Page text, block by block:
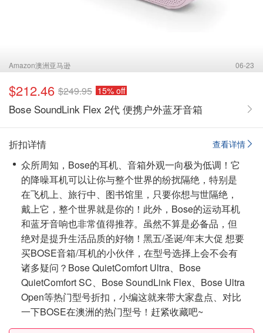
Amazon澳洲亚马逊 06-23
$212.46 $249.95 15% off
Bose SoundLink Flex 2代 便携户外蓝牙音箱
查看详情
折扣详情
众所周知，Bose的耳机、音箱外观一向极为低调！它
的降噪耳机可以让你与整个世界的纷扰隔绝，特别是
在飞机上、旅行中、图书馆里，只要你想与世隔绝，
戴上它，整个世界就是你的！此外，Bose的运动耳机
和蓝牙音响也非常值得推荐。虽然不算是必备品，但
绝对是提升生活品质的好物！黑五/圣诞/年末大促 想要
买BOSE音箱/耳机的小伙伴，在型号选择上会不会有
诸多疑问？Bose QuietComfort Ultra、Bose
QuietComfort SC、Bose SoundLink Flex、Bose Ultra
Open等热门型号折扣，小编这就来带大家盘点、对比
一下BOSE在澳洲的热门型号！赶紧收藏吧~